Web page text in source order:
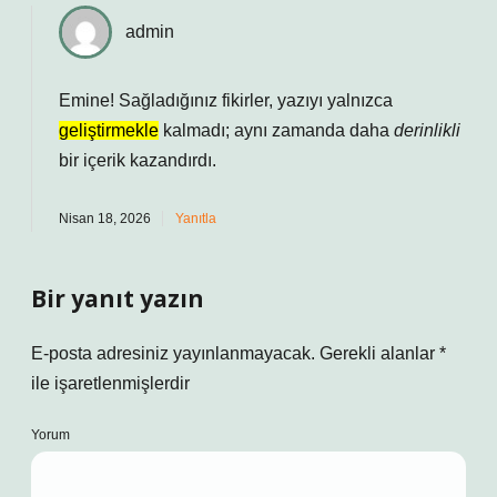
admin
Emine! Sağladığınız fikirler, yazıyı yalnızca
geliştirmekle kalmadı; aynı zamanda daha derinlikli
bir içerik kazandırdı.
Nisan 18, 2026 Yanıtla
Bir yanıt yazın
E-posta adresiniz yayınlanmayacak. Gerekli alanlar *
ile işaretlenmişlerdir
Yorum